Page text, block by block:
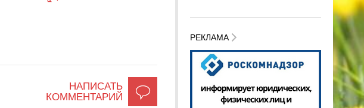
НАПИСАТЬ
КОММЕНТАРИЙ
РЕКЛАМА